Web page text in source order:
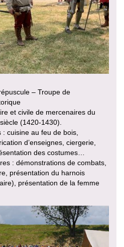
– Troupe de
et civile de mercenaires du
(1420-1430).
cuisine au feu de bois,
d’enseignes, ciergerie,
des costumes…
: démonstrations de combats,
présentation du harnois
présentation de la femme